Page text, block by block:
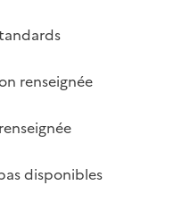
renseignée
disponibles